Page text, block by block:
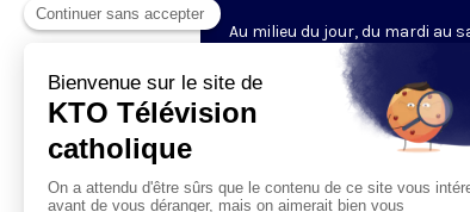
Au milieu du jour, du mardi au
diffuse l’office de Sexte des
Sacré-Coeur de Montmartre,
basilique
. Comme son nom
est la prière chrétienne de la
du jour, selon le découpage
de la journée - ce qui
notre journée actuelle. Cet